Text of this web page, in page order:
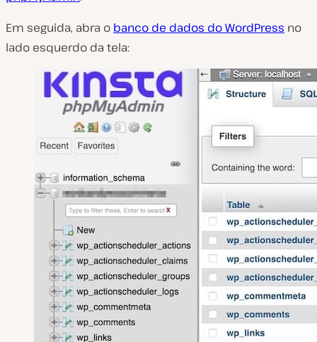
Em seguida, abra o banco de dados do WordPress no
lado esquerdo da tela: